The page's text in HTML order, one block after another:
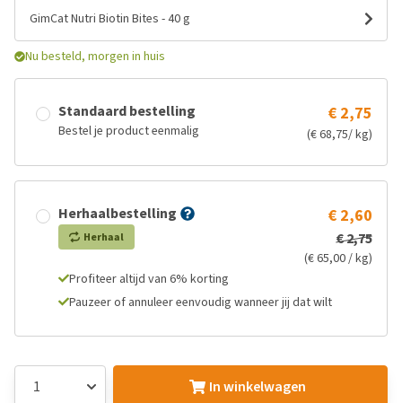
GimCat Nutri Biotin Bites - 40 g
Nu besteld, morgen in huis
Standaard bestelling
Bestel je product eenmalig
€ 2,75
(€ 68,75/ kg)
Herhaalbestelling
Herhaal
€ 2,60
€ 2,75
(€ 65,00 / kg)
Profiteer altijd van 6% korting
Pauzeer of annuleer eenvoudig wanneer jij dat wilt
In winkelwagen